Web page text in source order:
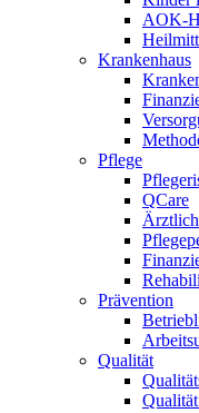
AOK-
Krankenhaus
Pflege
QCare
Prävention
Qualität